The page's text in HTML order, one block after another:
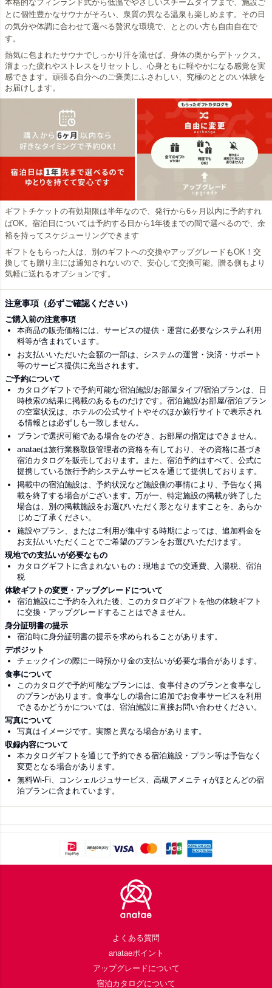
本格的なフィンランド式から低温でやさしいスチームタイプまで、施設ご
とに個性豊かなサウナがそろい、泉質の異なる温泉も楽しめます。その日
の気分や体調に合わせて選べる贅沢な環境で、ととのい方も自由自在で
す。
熱気に包まれたサウナでしっかり汗を流せば、身体の奥からデトックス。
溜まった疲れやストレスをリセットし、心身ともに軽やかになる感覚を実
感できます。頑張る自分へのご褒美にふさわしい、究極のととのい体験を
お届けします。
ギフトチケットの有効期限は半年なので、発行から6ヶ月以内に予約すれ
ばOK。宿泊日については予約する日から1年後までの間で選べるので、余
裕を持ってスケジューリングできます
ギフトをもらった人は、別のギフトへの交換やアップグレードもOK！交
換しても贈り主には通知されないので、安心して交換可能。贈る側もより
気軽に送れるオプションです。
注意事項（必ずご確認ください）
ご購入前の注意事項
本商品の販売価格には、サービスの提供・運営に必要なシステム利用
料等が含まれています。
お支払いいただいた金額の一部は、システムの運営・決済・サポート
等のサービス提供に充当されます。
ご予約について
カタログギフトで予約可能な宿泊施設/お部屋タイプ/宿泊プランは、日
時検索の結果に掲載のあるものだけです。宿泊施設/お部屋/宿泊プラン
の空室状況は、ホテルの公式サイトやそのほか旅行サイトで表示され
る情報とは必ずしも一致しません。
プランで選択可能である場合をのぞき、お部屋の指定はできません。
anataeは旅行業務取扱管理者の資格を有しており、その資格に基づき
宿泊カタログを販売しております。また、宿泊予約はすべて、公式に
提携している旅行予約システムサービスを通じて提供しております。
掲載中の宿泊施設は、予約状況など施設側の事情により、予告なく掲
載を終了する場合がございます。万が一、特定施設の掲載が終了した
場合は、別の掲載施設をお選びいただく形となりますことを、あらか
じめご了承ください。
施設やプラン、またはご利用が集中する時期によっては、追加料金を
お支払いいただくことでご希望のプランをお選びいただけます。
現地での支払いが必要なもの
カタログギフトに含まれないもの：現地までの交通費、入湯税、宿泊
税
体験ギフトの変更・アップグレードについて
宿泊施設にご予約を入れた後、このカタログギフトを他の体験ギフト
に交換・アップグレードすることはできません。
身分証明書の提示
宿泊時に身分証明書の提示を求められることがあります。
デポジット
チェックインの際に一時預かり金の支払いが必要な場合があります。
食事について
このカタログで予約可能なプランには、食事付きのプランと食事なし
のプランがあります。食事なしの場合に追加でお食事サービスを利用
できるかどうかについては、宿泊施設に直接お問い合わせください。
写真について
写真はイメージです。実際と異なる場合があります。
収録内容について
本カタログギフトを通じて予約できる宿泊施設・プラン等は予告なく
変更となる場合があります。
無料Wi-Fi、コンシェルジュサービス、高級アメニティがほとんどの宿
泊プランに含まれています。
よくある質問
anataeポイント
アップグレードについて
宿泊カタログについて